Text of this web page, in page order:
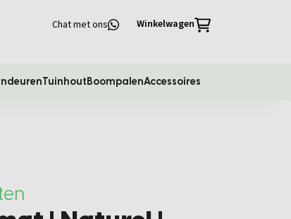
Chat met ons Winkelwagen
TuinhoutBoompalenAccessoires